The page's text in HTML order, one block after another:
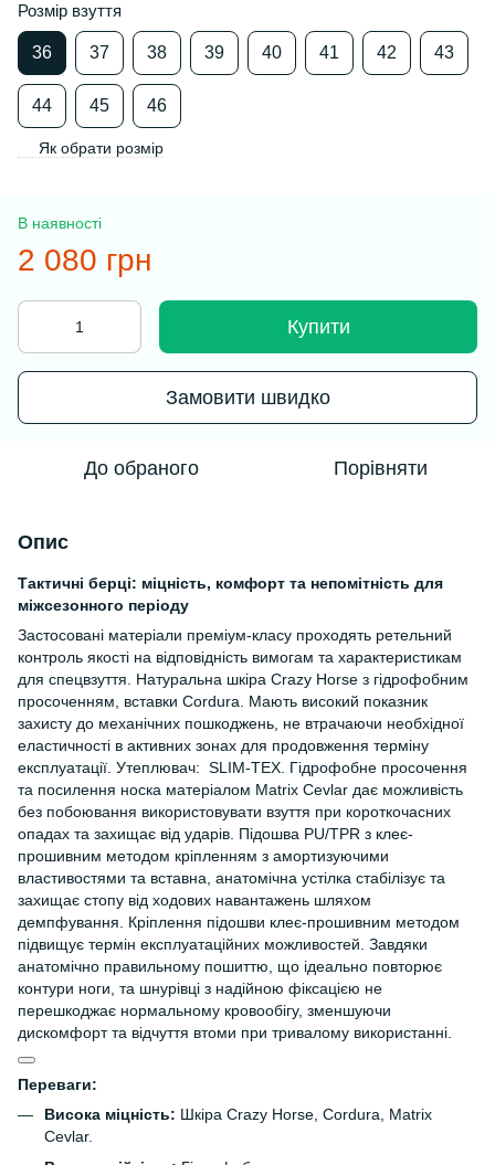
Розмір взуття
36 37 38 39 40 41 42 43
44 45 46
Як обрати розмір
В наявності
2 080 грн
Купити
Замовити швидко
До обраного Порівняти
Опис
Тактичні берці: міцність, комфорт та непомітність для
міжсезонного періоду
Застосовані матеріали преміум-класу проходять ретельний
контроль якості на відповідність вимогам та характеристикам
для спецвзуття. Натуральна шкіра Crazy Horse з гідрофобним
просоченням, вставки Cordura. Мають високий показник
захисту до механічних пошкоджень, не втрачаючи необхідної
еластичності в активних зонах для продовження терміну
експлуатації. Утеплювач: SLIM-TEX. Гідрофобне просочення
та посилення носка матеріалом Matrix Cevlar дає можливість
без побоювання використовувати взуття при короткочасних
опадах та захищає від ударів. Підошва PU/TPR з клеє-
прошивним методом кріпленням з амортизуючими
властивостями та вставна, анатомічна устілка стабілізує та
захищає стопу від ходових навантажень шляхом
демпфування. Кріплення підошви клеє-прошивним методом
підвищує термін експлуатаційних можливостей. Завдяки
анатомічно правильному пошиттю, що ідеально повторює
контури ноги, та шнурівці з надійною фіксацією не
перешкоджає нормальному кровообігу, зменшуючи
дискомфорт та відчуття втоми при тривалому використанні.
Переваги:
Висока міцність: Шкіра Crazy Horse, Cordura, Matrix
Cevlar.